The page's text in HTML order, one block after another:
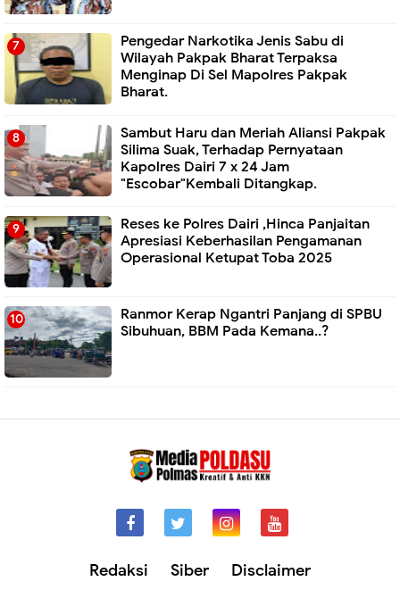
Pengedar Narkotika Jenis Sabu di
Wilayah Pakpak Bharat Terpaksa
Menginap Di Sel Mapolres Pakpak
Bharat.
Sambut Haru dan Meriah Aliansi Pakpak
Silima Suak, Terhadap Pernyataan
Kapolres Dairi 7 x 24 Jam
"Escobar"Kembali Ditangkap.
Reses ke Polres Dairi ,Hinca Panjaitan
Apresiasi Keberhasilan Pengamanan
Operasional Ketupat Toba 2025
Ranmor Kerap Ngantri Panjang di SPBU
Sibuhuan, BBM Pada Kemana..?
Redaksi Siber Disclaimer